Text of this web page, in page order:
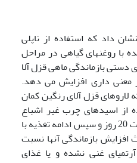
داد که استفاده از ناپلی
با روغنهای گیاهی در مراحل
دستی بازماندگی ماهی قزل آلا
معنی داری افزایش می دهد.
داد که لاروهای قزل آلای رنگین کمان
از اسیدهای چرب غیر اشباع
بلند زنجیره سری امگا 3 به مدت 20 روز و سپس ادامه تغذیه با
تا 50 روز باعث افزایش بازماندگی آنها نسبت
غنی نشده و یا غذای